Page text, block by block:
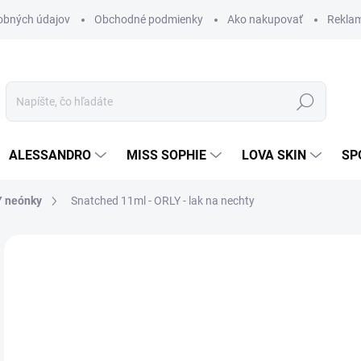
údajov Obchodné podmienky Ako nakupovať
Hľadať
ALESSANDRO MISS SOPHIE LOVA SKIN
neónky Snatched 11ml - ORLY - lak na nechty